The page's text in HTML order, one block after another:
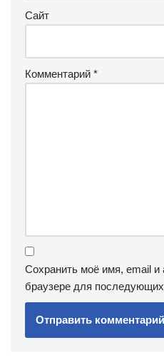
Сайт
Комментарий *
Сохранить моё имя, email и
браузере для